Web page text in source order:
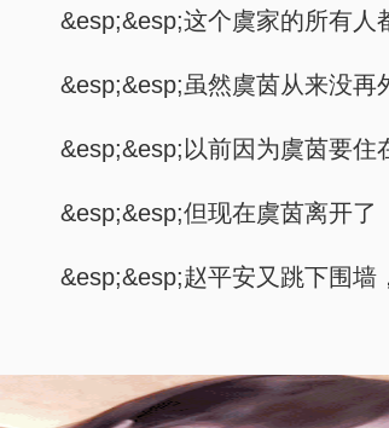
&esp;&esp;这个虞家的所有人
&esp;&esp;虽然虞茵从来没
&esp;&esp;以前因为虞茵要
&esp;&esp;但现在虞茵离开了
&esp;&esp;赵平安又跳下围墙